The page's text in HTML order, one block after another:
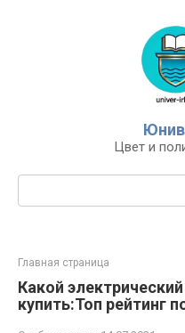
Цвет и
Главная страница
Какой
купить:Топ рейтинг